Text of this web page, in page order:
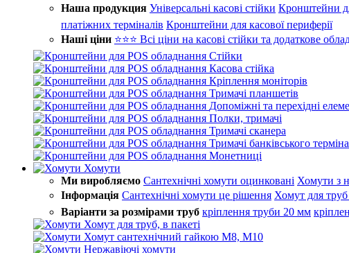
Наша продукция Універсальні касові стійки Кронштейни
платіжних терміналів Кронштейни для касової периферії
Наші ціни ⭐⭐⭐ Всі ціни на касові стійки та додаткове
Стійки
Касова стійка
Кріплення моніторів
Тримачі планшетів
Допоміжні та перехідні
Полки, тримачі
Тримачі сканера
Тримачі банківського
Монетниці
Хомути
Ми виробляємо Сантехнічні хомути оцинковані Хомути з
Інформація Сантехнічні хомути це рішення Хомут для
Варіанти за розмірами труб кріплення труби 20 мм
Хомут для труб, в пакеті
Хомут сантехнічний гайкою М8, М10
Нержавіючі хомути